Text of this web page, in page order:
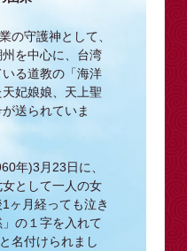
の守護神として、
を中心に、台湾
る道教の「海洋
妃娘娘、天上聖
送られていま
年)3月23日に、
として一人の女
ヶ月経っても泣き
の１字を入れて
名付けられまし